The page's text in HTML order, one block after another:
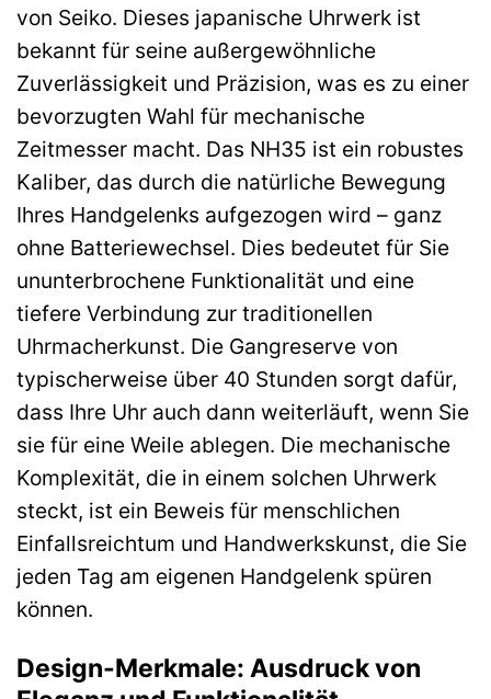
von Seiko. Dieses japanische Uhrwerk ist
bekannt für seine außergewöhnliche
Zuverlässigkeit und Präzision, was es zu einer
bevorzugten Wahl für mechanische
Zeitmesser macht. Das NH35 ist ein robustes
Kaliber, das durch die natürliche Bewegung
Ihres Handgelenks aufgezogen wird – ganz
ohne Batteriewechsel. Dies bedeutet für Sie
ununterbrochene Funktionalität und eine
tiefere Verbindung zur traditionellen
Uhrmacherkunst. Die Gangreserve von
typischerweise über 40 Stunden sorgt dafür,
dass Ihre Uhr auch dann weiterläuft, wenn Sie
sie für eine Weile ablegen. Die mechanische
Komplexität, die in einem solchen Uhrwerk
steckt, ist ein Beweis für menschlichen
Einfallsreichtum und Handwerkskunst, die Sie
jeden Tag am eigenen Handgelenk spüren
können.
Design-Merkmale: Ausdruck von